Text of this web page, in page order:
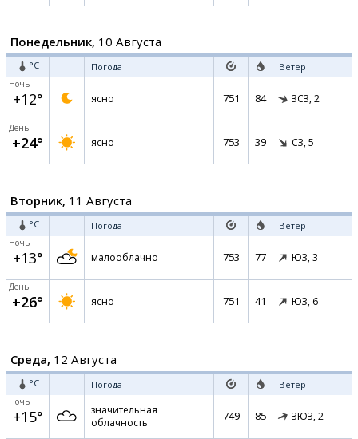
Понедельник, 10 Августа
°C Погода Ветер
Ночь
+12° ясно 751 84 ЗСЗ, 2
День
+24° ясно 753 39 СЗ, 5
Вторник, 11 Августа
°C Погода Ветер
Ночь
+13° малооблачно 753 77 ЮЗ, 3
День
+26° ясно 751 41 ЮЗ, 6
Среда, 12 Августа
°C Погода Ветер
Ночь
+15°
значительная
облачность
749 85 ЗЮЗ, 2